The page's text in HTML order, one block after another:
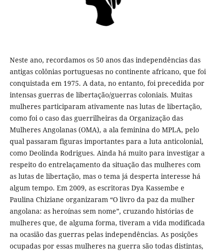
Neste ano, recordamos os 50 anos das independências das
antigas colônias portuguesas no continente africano, que foi
conquistada em 1975. A data, no entanto, foi precedida por
intensas guerras de libertação/guerras coloniais. Muitas
mulheres participaram ativamente nas lutas de libertação,
como foi o caso das guerrilheiras da Organização das
Mulheres Angolanas (OMA), a ala feminina do MPLA, pelo
qual passaram figuras importantes para a luta anticolonial,
como Deolinda Rodrigues. Ainda há muito para investigar a
respeito do entrelaçamento da situação das mulheres com
as lutas de libertação, mas o tema já desperta interesse há
algum tempo. Em 2009, as escritoras Dya Kassembe e
Paulina Chiziane organizaram “O livro da paz da mulher
angolana: as heroínas sem nome”, cruzando histórias de
mulheres que, de alguma forma, tiveram a vida modificada
na ocasião das guerras pelas independências. As posições
ocupadas por essas mulheres na guerra são todas distintas,